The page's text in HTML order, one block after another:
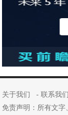
关于我们 -联系我们
免责声明：所有文